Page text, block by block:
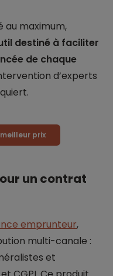
au maximum,
destiné à faciliter
de chaque
d’experts
prix
un contrat
emprunteur,
multi-canale :
et